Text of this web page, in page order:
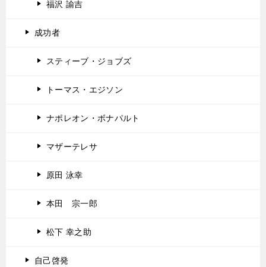
福沢 諭吉
成功者
スティーブ・ジョブズ
トーマス・エジソン
ナポレオン・ボナパルト
マザーテレサ
原田 泳幸
本田 宗一郎
松下 幸之助
自己啓発